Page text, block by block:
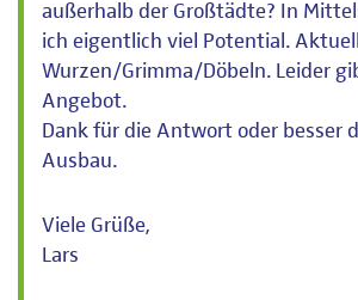
außerhalb der Großtädte? In
ich eigentlich viel Potential.
Wurzen/Grimma/Döbeln. Leider
Angebot.
Dank für die Antwort oder besser
Ausbau.
Viele Grüße,
Lars